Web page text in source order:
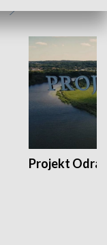
Projekt Odra